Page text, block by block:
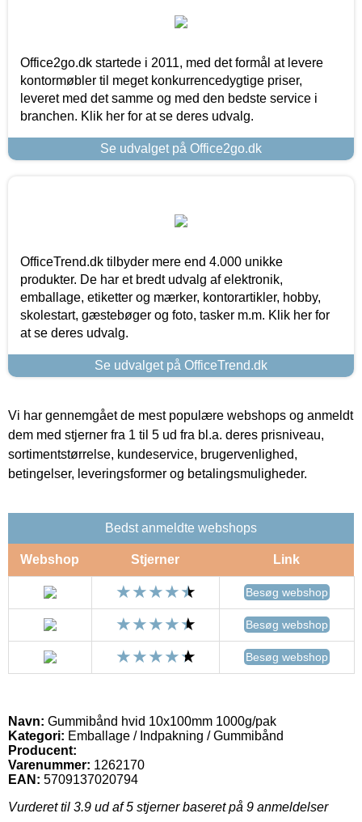
Office2go.dk startede i 2011, med det formål at levere
kontormøbler til meget konkurrencedygtige priser,
leveret med det samme og med den bedste service i
branchen. Klik her for at se deres udvalg.
Se udvalget på Office2go.dk
OfficeTrend.dk tilbyder mere end 4.000 unikke
produkter. De har et bredt udvalg af elektronik,
emballage, etiketter og mærker, kontorartikler, hobby,
skolestart, gæstebøger og foto, tasker m.m. Klik her for
at se deres udvalg.
Se udvalget på OfficeTrend.dk
Vi har gennemgået de mest populære webshops og anmeldt
dem med stjerner fra 1 til 5 ud fra bl.a. deres prisniveau,
sortimentstørrelse, kundeservice, brugervenlighed,
betingelser, leveringsformer og betalingsmuligheder.
Bedst anmeldte webshops
Webshop Stjerner Link
Besøg webshop
Besøg webshop
Besøg webshop
Navn: Gummibånd hvid 10x100mm 1000g/pak
Kategori: Emballage / Indpakning / Gummibånd
Producent:
Varenummer: 1262170
EAN: 5709137020794
Vurderet til 3.9 ud af 5 stjerner baseret på 9 anmeldelser